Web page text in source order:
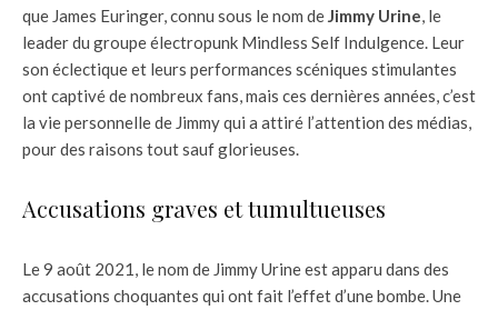
que James Euringer, connu sous le nom deJimmy Urine, le
leader du groupe électropunk Mindless Self Indulgence. Leur
son éclectique et leurs performances scéniques stimulantes
ont captivé de nombreux fans, mais ces dernières années, c’est
la vie personnelle de Jimmy qui a attiré l’attention des médias,
pour des raisons tout sauf glorieuses.
Accusations graves et tumultueuses
Le 9 août 2021, le nom de Jimmy Urine est apparu dans des
accusations choquantes qui ont fait l’effet d’une bombe. Une